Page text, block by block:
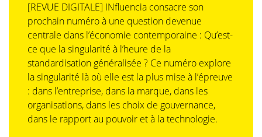
[REVUE DIGITALE] INfluencia consacre son
prochain numéro à une question devenue
centrale dans l’économie contemporaine : Qu’est-
ce que la singularité à l’heure de la
standardisation généralisée ? Ce numéro explore
la singularité là où elle est la plus mise à l’épreuve
: dans l’entreprise, dans la marque, dans les
organisations, dans les choix de gouvernance,
dans le rapport au pouvoir et à la technologie.